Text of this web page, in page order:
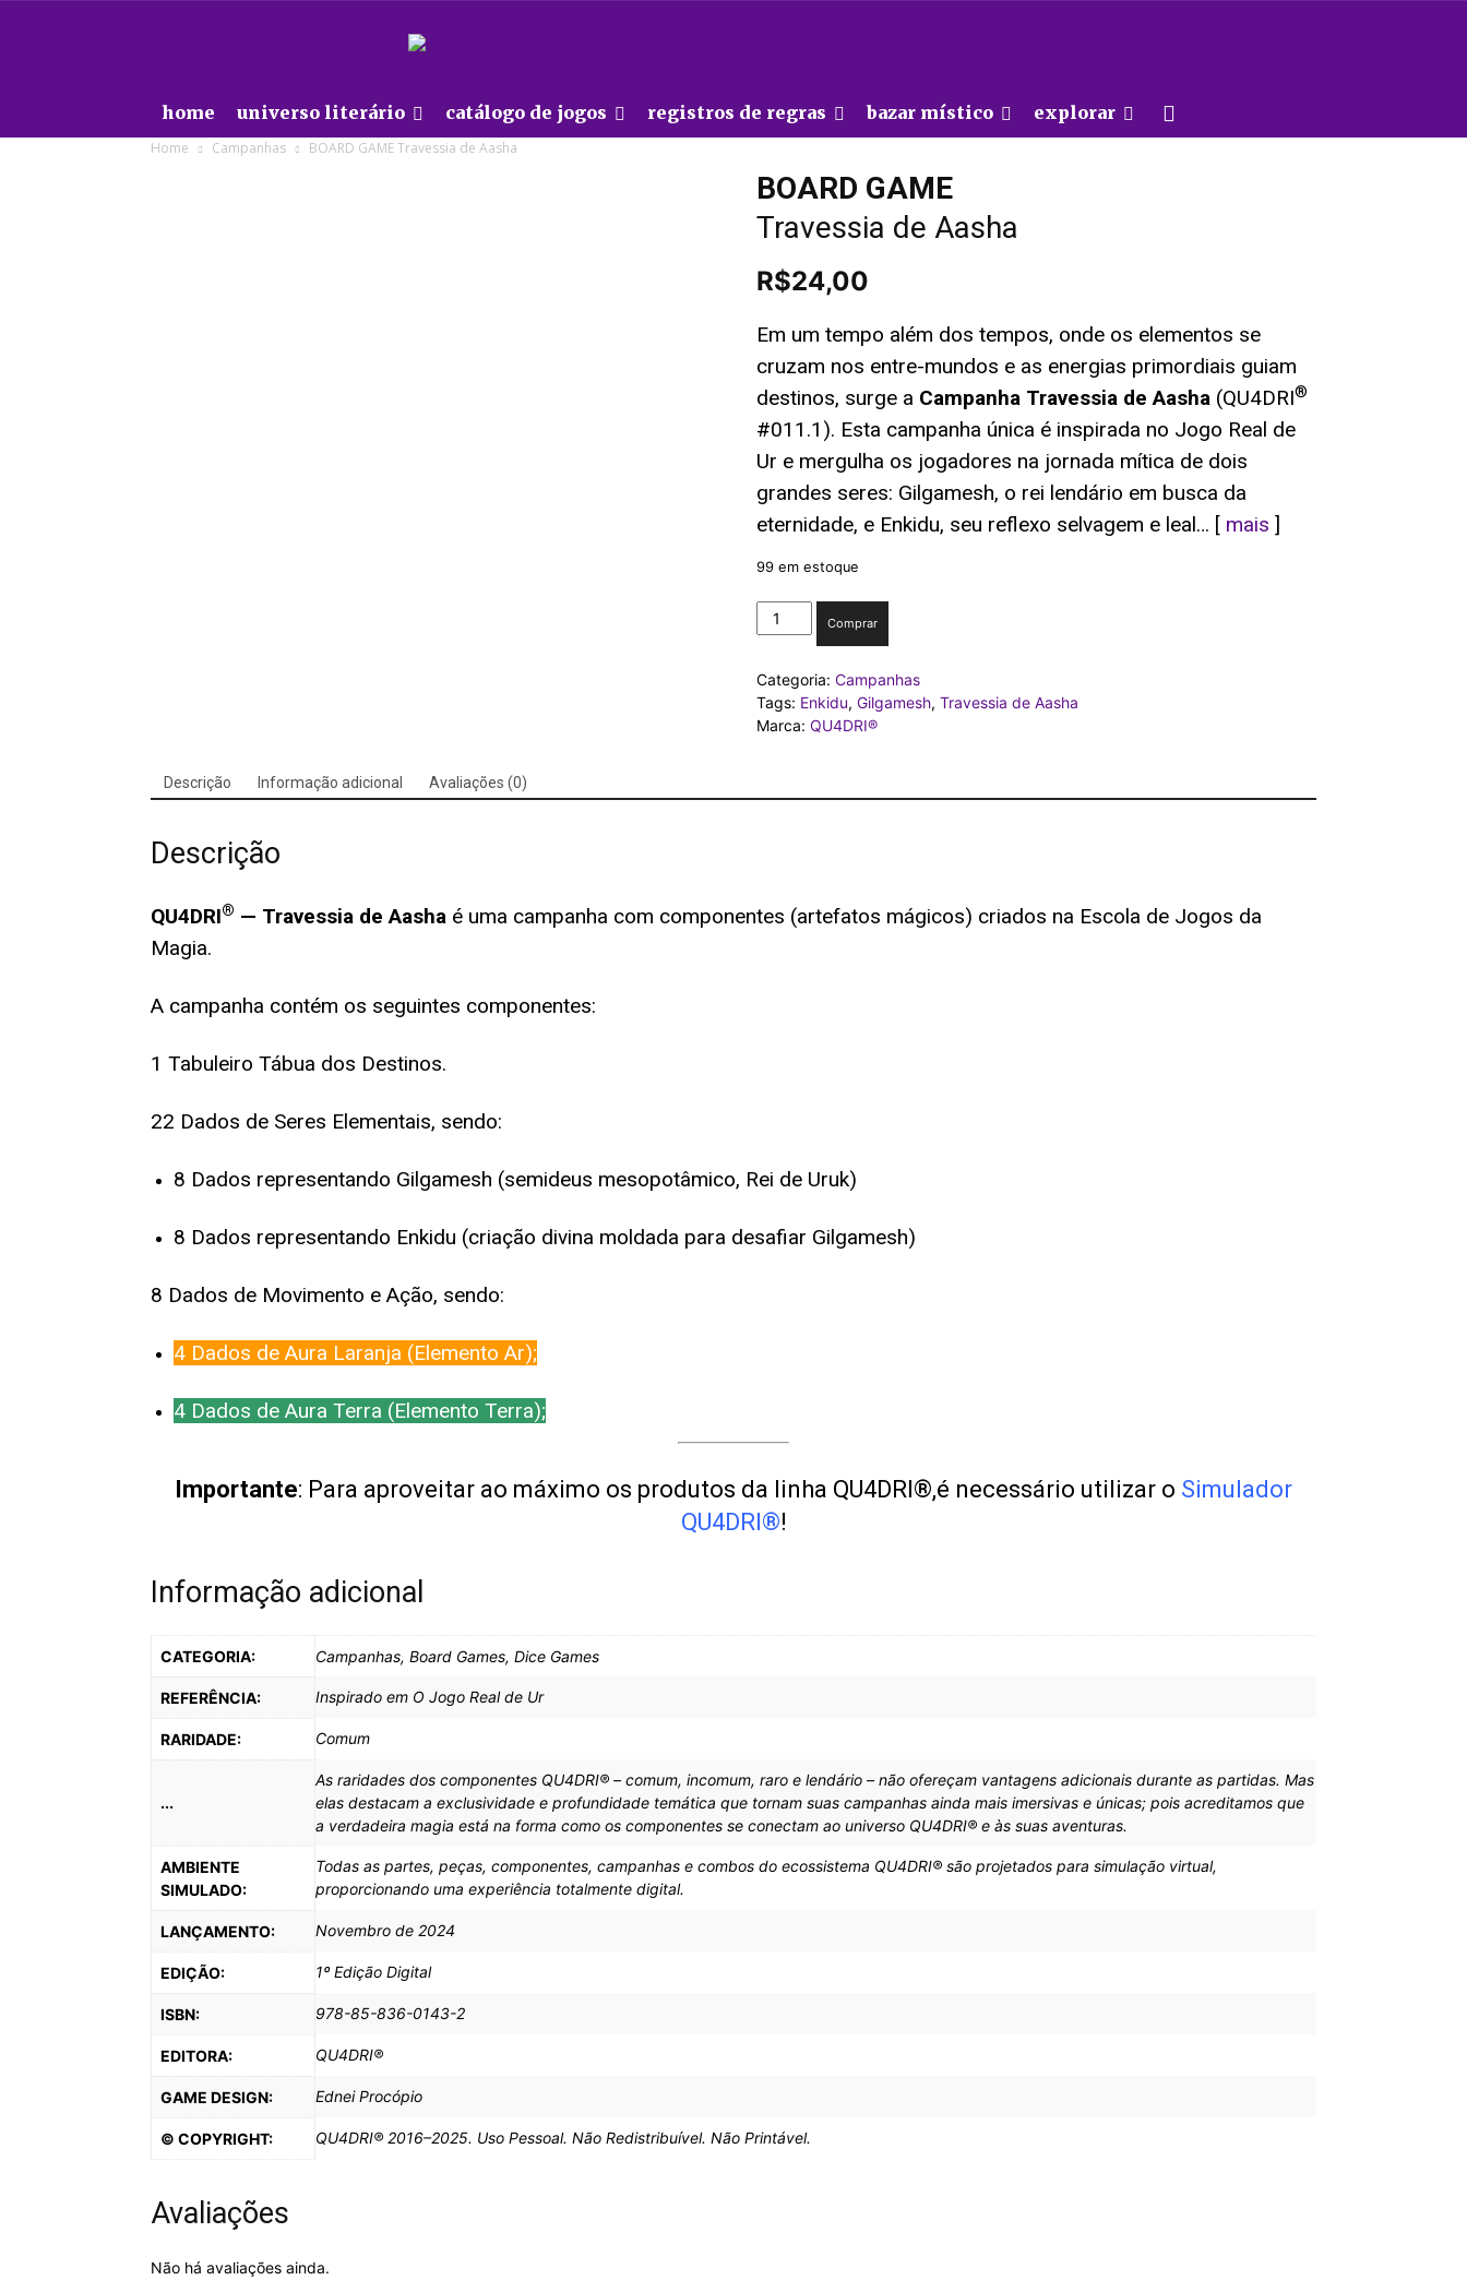
home universo literário catálogo de jogos registros de regras bazar místico explorar
Home Campanhas BOARD GAME Travessia de Aasha
BOARD GAME
Travessia de Aasha
R$24,00
Em um tempo além dos tempos, onde os elementos se
cruzam nos entre-mundos e as energias primordiais guiam
destinos, surge a Campanha Travessia de Aasha (QU4DRI®
#011.1). Esta campanha única é inspirada no Jogo Real de
Ur e mergulha os jogadores na jornada mítica de dois
grandes seres: Gilgamesh, o rei lendário em busca da
eternidade, e Enkidu, seu reflexo selvagem e leal… [ mais ]
99 em estoque
BOARD
GAME
de
Aasha
quantidade
Comprar
Categoria:Campanhas
Tags: Enkidu,Gilgamesh,Travessia de Aasha
Marca:QU4DRI®
Descrição Informação adicional Avaliações (0)
Descrição
QU4DRI® — Travessia de Aasha é uma campanha com componentes (artefatos mágicos) criados na Escola de Jogos da
Magia.
A campanha contém os seguintes componentes:
1 Tabuleiro Tábua dos Destinos.
22 Dados de Seres Elementais, sendo:
8 Dados representando Gilgamesh (semideus mesopotâmico, Rei de Uruk)
8 Dados representando Enkidu (criação divina moldada para desafiar Gilgamesh)
8 Dados de Movimento e Ação, sendo:
4 Dados de Aura Laranja (Elemento Ar);
4 Dados de Aura Terra (Elemento Terra);
Importante: Para aproveitar ao máximo os produtos da linha QU4DRI®,é necessário utilizar o Simulador
QU4DRI®!
Informação adicional
CATEGORIA: Campanhas, Board Games, Dice Games
REFERÊNCIA: Inspirado em O Jogo Real de Ur
RARIDADE: Comum
...
As raridades dos componentes QU4DRI® – comum, incomum, raro e lendário – não ofereçam vantagens adicionais durante as partidas. Mas
elas destacam a exclusividade e profundidade temática que tornam suas campanhas ainda mais imersivas e únicas; pois acreditamos que
a verdadeira magia está na forma como os componentes se conectam ao universo QU4DRI® e às suas aventuras.
AMBIENTE
SIMULADO:
Todas as partes, peças, componentes, campanhas e combos do ecossistema QU4DRI® são projetados para simulação virtual,
proporcionando uma experiência totalmente digital.
LANÇAMENTO: Novembro de 2024
EDIÇÃO: 1º Edição Digital
ISBN: 978-85-836-0143-2
EDITORA: QU4DRI®
GAME DESIGN: Ednei Procópio
© COPYRIGHT: QU4DRI® 2016–2025. Uso Pessoal. Não Redistribuível. Não Printável.
Avaliações
Não há avaliações ainda.